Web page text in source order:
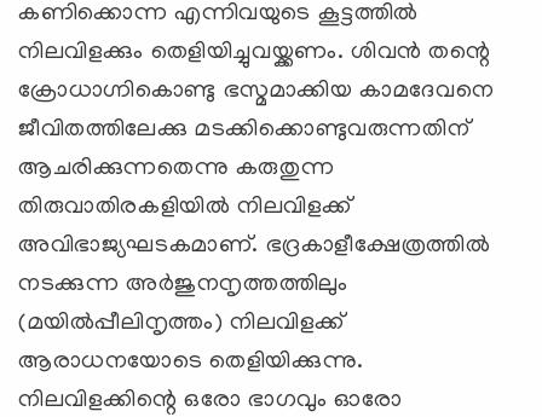
കണിക്കൊന്ന എന്നിവയുടെ കൂട്ടത്തില്‍
നിലവിളക്കും തെളിയിച്ചുവയ്ക്കണം. ശിവന്‍ തന്റെ
ക്രോധാഗ്നികൊണ്ടു ഭസ്മമാക്കിയ കാമദേവനെ
ജീവിതത്തിലേക്കു മടക്കിക്കൊണ്ടുവരുന്നതിന്
ആചരിക്കുന്നതെന്നു കരുതുന്ന
തിരുവാതിരകളിയില്‍ നിലവിളക്ക്
അവിഭാജ്യഘടകമാണ്. ഭദ്രകാളീക്ഷേത്രത്തില്‍
നടക്കുന്ന അര്‍ജുനനൃത്തത്തിലും
(മയില്‍പ്പീലിനൃത്തം) നിലവിളക്ക്
ആരാധനയോടെ തെളിയിക്കുന്നു.
നിലവിളക്കിന്റെ ഒരോ ഭാഗവും ഓരോ